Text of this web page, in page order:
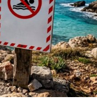
saradnju.
Banki
iWhitebox,
koncern. Njihov